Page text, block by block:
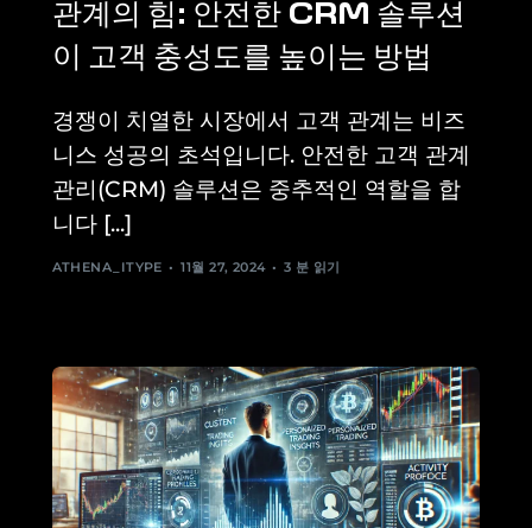
관계의 힘: 안전한 CRM 솔루션
이 고객 충성도를 높이는 방법
경쟁이 치열한 시장에서 고객 관계는 비즈
니스 성공의 초석입니다. 안전한 고객 관계
관리(CRM) 솔루션은 중추적인 역할을 합
니다 [...]
ATHENA_ITYPE 11월 27, 2024 3 분 읽기